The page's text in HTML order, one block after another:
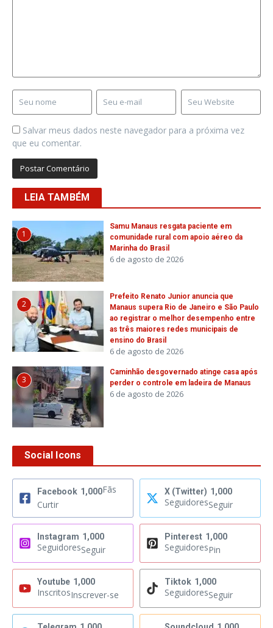
Salvar meus dados neste navegador para a próxima vez
que eu comentar.
LEIA TAMBÉM
1
Samu Manaus resgata paciente em
comunidade rural com apoio aéreo da
Marinha do Brasil
6 de agosto de 2026
2
Prefeito Renato Junior anuncia que
Manaus supera Rio de Janeiro e São Paulo
ao registrar o melhor desempenho entre
as três maiores redes municipais de
ensino do Brasil
6 de agosto de 2026
3
Caminhão desgovernado atinge casa após
perder o controle em ladeira de Manaus
6 de agosto de 2026
Social Icons
Facebook 1,000Fãs
Curtir
X (Twitter) 1,000
SeguidoresSeguir
Instagram 1,000
SeguidoresSeguir
Pinterest 1,000
SeguidoresPin
Youtube 1,000
InscritosInscrever-se
Tiktok 1,000
SeguidoresSeguir